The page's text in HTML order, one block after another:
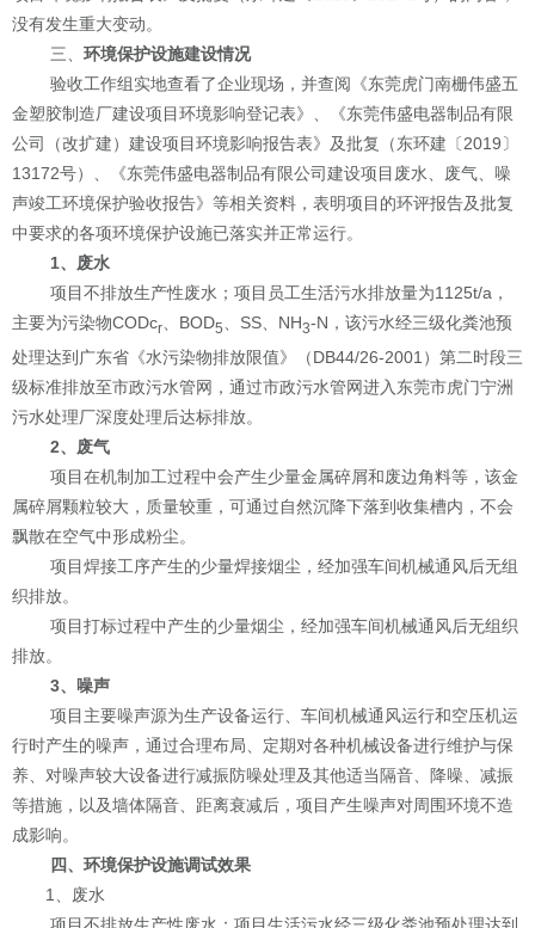
没有发生重大变动。
三、环境保护设施建设情况
验收工作组实地查看了企业现场，并查阅 《东莞虎门南栅伟盛五
金塑胶制造厂建设项目环境影响登记表》
、《东莞伟盛电器制品有限
公司
（改扩建）建设项目环境影响报告表》 及批复 （东环建 〔2019〕
13172号）、《东莞伟盛电器制品有限公司建设项目废水、废气、噪
声竣工环境保护验收报告》等相关资料，表明项目的环评报告及批复
中要求的各项环境保护设施已落实并正常运行。
1、 废水
项目不排放生产性废水 ； 项目员工生活污水排放量为1125t/a ，
主要为污染物CODcr BOD5 SS NH3-N ， 该污水经三级化粪池预
处理达到广东省《水污染物排放限值》（DB44/26-2001 ）第二时段三
级标准排放至市政污水管网，通过市政污水管网进入东莞市虎门宁洲
污水处理厂深度处理后达标排放。
2、 废气
项目在机制加工过程中会产生少量金属碎屑和废边角料等 ， 该金
属碎屑颗粒较大，质量较重，可通过自然沉降下落到收集槽内，不会
飘散在空气中形成粉尘。
项目焊接工序产生的少量焊接烟尘，经加强车间机械通风后无组
织排放。
项目打标过程中产生的少量烟尘，经加强车间机械通风后无组织
排放。
3、
噪声
项目主要噪声源为生产设备运行、车间机械通风运行和空压机运
行时产生的噪声 ，通过合理布局、定期对各种机械设备进行维护与保
养、对噪声较大设备进行减振防噪处理及其他适当隔音、降噪、减振
等措施，以及墙体隔音、距离衰减后，项目产生噪声对周围环境不造
成影响。
四、环境保护设施调试效果
1
、废水
项目不排放生产性废水 ； 项目生活污水经三级化粪池预处理达到